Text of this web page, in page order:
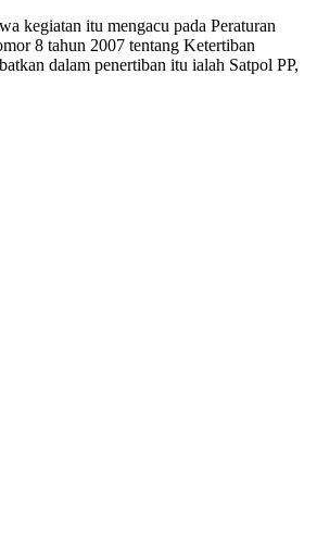
kegiatan itu mengacu pada Peraturan
8 tahun 2007 tentang Ketertiban
dalam penertiban itu ialah Satpol PP,